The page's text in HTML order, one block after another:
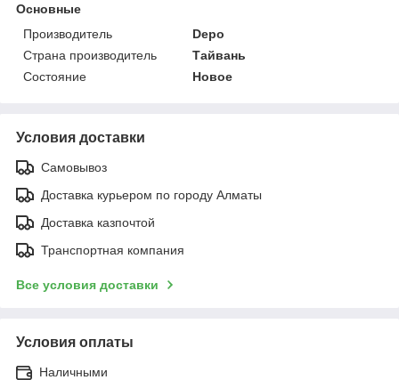
Основные
Производитель
Depo
Страна производитель
Тайвань
Состояние
Новое
Условия доставки
Самовывоз
Доставка курьером по городу Алматы
Доставка казпочтой
Транспортная компания
Все условия доставки
Условия оплаты
Наличными